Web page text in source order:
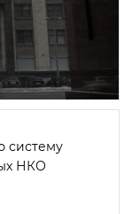
систему
НКО